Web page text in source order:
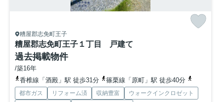
糟屋郡志免町王子
糟屋郡志免町王子１丁目 戸建て
過去掲載物件
/築16年
香椎線「酒殿」駅 徒歩31分
篠栗線「原町」駅 徒歩40分
都市ガス リフォーム済 収納豊富
ウォークインクロゼット